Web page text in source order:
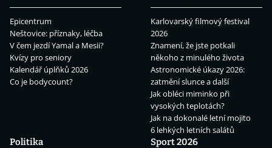
Epicentrum
Neštovice: příznaky, léčba
V čem jezdí Yamal a Mesii?
Kvízy pro seniory
Kalendář úplňků 2026
Co je bodycount?
Karlovarský filmový festival
2026
Znamení, že jste potkali
někoho z minulého života
Astronomické úkazy 2026:
zatmění slunce a další
Jak obléci miminko při
vysokých teplotách?
Jak na dokonalé letní mojito
6 lehkých letních salátů
Politika
Sport 2026